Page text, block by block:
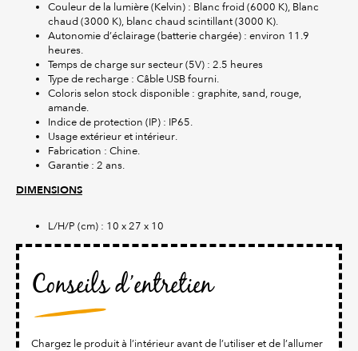
Couleur de la lumière (Kelvin) : Blanc froid (6000 K), Blanc
chaud (3000 K), blanc chaud scintillant (3000 K).
Autonomie d’éclairage (batterie chargée) : environ 11.9
heures.
Temps de charge sur secteur (5V) : 2.5 heures
Type de recharge : Câble USB fourni.
Coloris selon stock disponible : graphite, sand, rouge,
amande.
Indice de protection (IP) : IP65.
Usage extérieur et intérieur.
Fabrication : Chine.
Garantie : 2 ans.
DIMENSIONS
L/H/P (cm) : 10 x 27 x 10
Conseils d’entretien
Chargez le produit à l’intérieur avant de l’utiliser et de l’allumer